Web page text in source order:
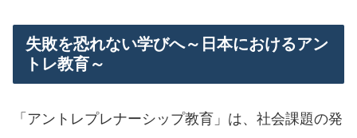
失敗を恐れない学びへ～日本におけるアン
トレ教育～
「アントレプレナーシップ教育」は、社会課題の発